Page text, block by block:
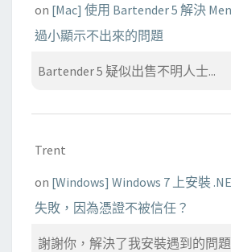
on [Mac] 使用 Bartender 5 解決
過小顯示不出來的問題
Bartender 5 疑似出售不明人士...
Trent
on [Windows] Windows 7 上安裝
失敗，因為憑證不被信任？
謝謝你，解決了我安裝遇到的問題